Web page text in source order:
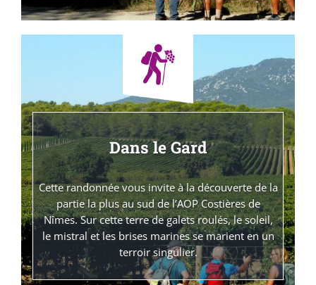
Dans le Gard
Cette randonnée vous invite à la découverte de la
partie la plus au sud de l’AOP Costières de
Nîmes. Sur cette terre de galets roulés, le soleil,
le mistral et les brises marines se marient en un
terroir singulier.